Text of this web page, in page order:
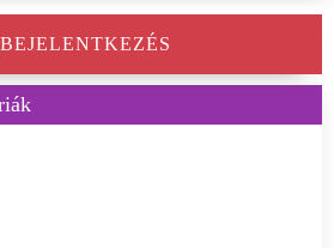
BEJELENTKEZÉS